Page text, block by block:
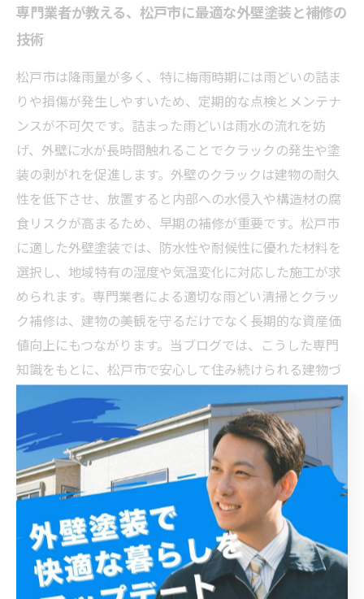
専門業者が教える、松戸市に最適な外壁塗装と補修の
技術
松戸市は降雨量が多く、特に梅雨時期には雨どいの詰ま
りや損傷が発生しやすいため、定期的な点検とメンテナ
ンスが不可欠です。詰まった雨どいは雨水の流れを妨
げ、外壁に水が長時間触れることでクラックの発生や塗
装の剥がれを促進します。外壁のクラックは建物の耐久
性を低下させ、放置すると内部への水侵入や構造材の腐
食リスクが高まるため、早期の補修が重要です。松戸市
に適した外壁塗装では、防水性や耐候性に優れた材料を
選択し、地域特有の湿度や気温変化に対応した施工が求
められます。専門業者による適切な雨どい清掃とクラッ
ク補修は、建物の美観を守るだけでなく長期的な資産価
値向上にもつながります。当ブログでは、こうした専門
知識をもとに、松戸市で安心して住み続けられる建物づ
くりのポイントをわかりやすく解説してまいります。
正しい補修で実現する、松戸市の住宅の美観と耐久性
の長期維持
松戸市の住宅における雨どいや外壁のクラック補修は、
美観の維持だけでなく、建物の耐久性を高めるためにも
非常に重要です。松戸市は降雨量が比較的多く、適切な